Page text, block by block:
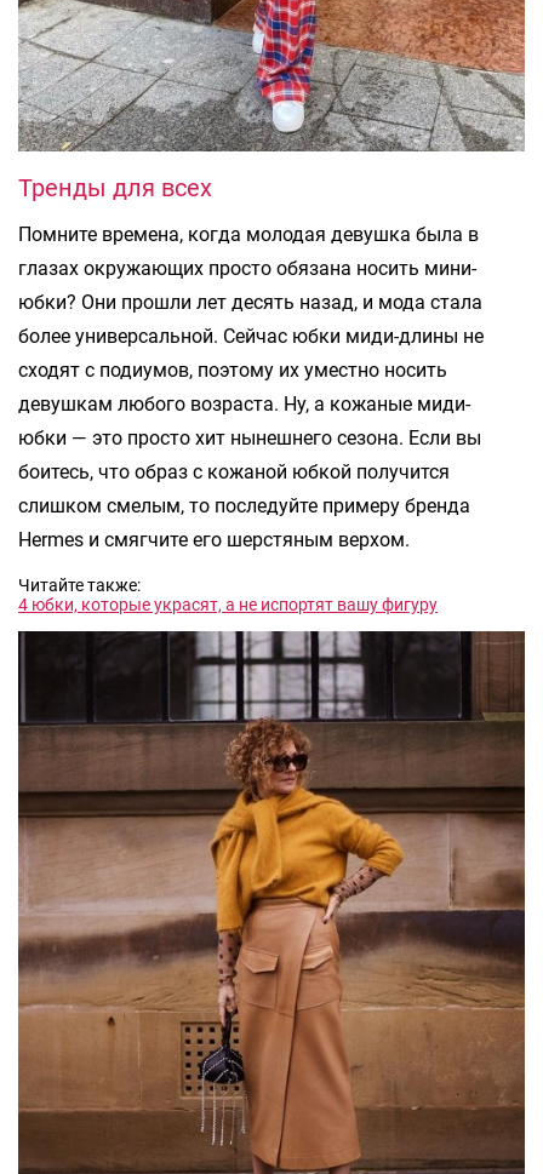
Тренды для всех
Помните времена, когда молодая девушка была в
глазах окружающих просто обязана носить мини-
юбки? Они прошли лет десять назад, и мода стала
более универсальной. Сейчас юбки миди-длины не
сходят с подиумов, поэтому их уместно носить
девушкам любого возраста. Ну, а кожаные миди-
юбки — это просто хит нынешнего сезона. Если вы
боитесь, что образ с кожаной юбкой получится
слишком смелым, то последуйте примеру бренда
Hermes и смягчите его шерстяным верхом.
Читайте также:
4 юбки, которые украсят, а не испортят вашу фигуру